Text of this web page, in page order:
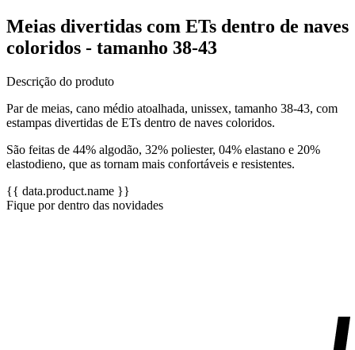
Meias divertidas com ETs dentro de naves
coloridos - tamanho 38-43
Descrição do produto
Par de meias, cano médio atoalhada, unissex, tamanho 38-43, com
estampas divertidas de ETs dentro de naves coloridos.
São feitas de 44% algodão, 32% poliester, 04% elastano e 20%
elastodieno, que as tornam mais confortáveis e resistentes.
{{ data.product.name }}
Fique por dentro das novidades